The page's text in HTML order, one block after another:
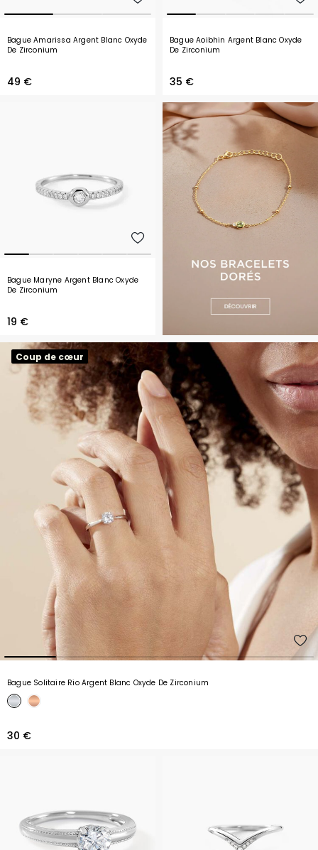
Bague Amarissa Argent Blanc Oxyde
De Zirconium
49 €
Bague Aoibhin Argent Blanc Oxyde
De Zirconium
35 €
Bague Maryne Argent Blanc Oxyde
De Zirconium
19 €
Coup de cœur
Bague Solitaire Rio Argent Blanc Oxyde De Zirconium
30 €